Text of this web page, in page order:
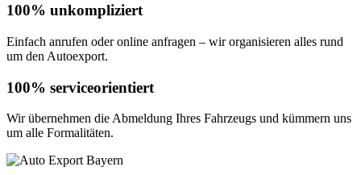
100% unkompliziert
Einfach anrufen oder online anfragen – wir organisieren alles rund
um den Autoexport.
100% serviceorientiert
Wir übernehmen die Abmeldung Ihres Fahrzeugs und kümmern uns
um alle Formalitäten.